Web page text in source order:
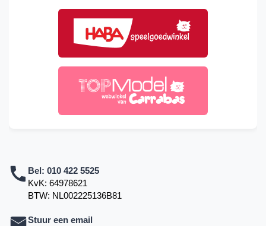
Bel: 010 422 5525
KvK: 64978621
BTW: NL002225136B81
Stuur een email